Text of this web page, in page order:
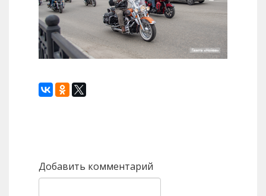
Добавить комментарий